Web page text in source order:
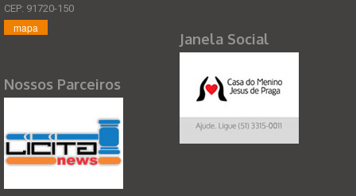
CEP: 91720-150
mapa
Nossos Parceiros
Janela Social